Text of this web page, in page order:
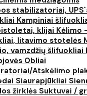
stabilizatoriai,
Kampiniai
klijai Kėlimo
litavimo stotelės
vamzdžių šlifuokliai
Obliai
Atskėlimo
Siaurapjūkliai
žirklės Suktuvai /